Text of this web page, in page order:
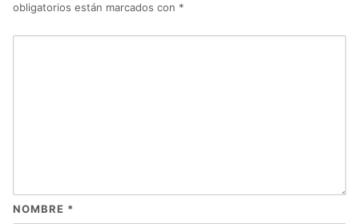
obligatorios están marcados con *
NOMBRE *